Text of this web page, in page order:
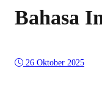
Bahasa
26 Oktober 2025